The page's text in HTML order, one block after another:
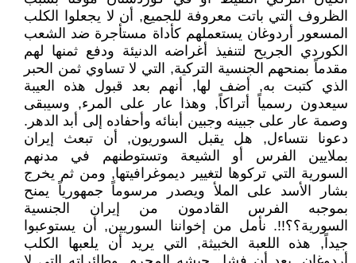
الظروف التي باتت معروفة للجميع, أن لا يجعلوا الكلب
المسعور أردوغان يستعملهم كأداة مستأجرة ضد الشعب
الكوردي الجريح لتنفيذ أغراضه الدنيئة ودفع ثمنها لهم
مقدماً بمنحهم الجنسية التركية, التي لا تساوي ثمن الحبر
الذي كتبت به, أضف لها, أنهم بعد قبول هذه العيبة
سيعدون رسمياً أتراكاً, وهذا عار على المرء, وسيبقى
وصمة عار على جبينه وجبين أبنائه وأحفاده إلى أبد الدهر.
دعونا نتساءل, هل يقبل السوريون, أن تبعث إيران
بملايين الفرس أو الشيعة وتستوطنهم في مدنهم
السورية التي تركوها لتغيير ديموغرافيتها, ومن ثم يخرج
بشار الأسد على الملأ ويصدر مرسوماً جمهورياً يمنح
بموجبه الفرس القادمون من إيران الجنسية
السورية؟؟!!. نأمل من إخواننا السوريين, أن يستوعبوا
جيداً, هذه اللعبة الخبيثة, التي يريد أن يلعبها الكلب